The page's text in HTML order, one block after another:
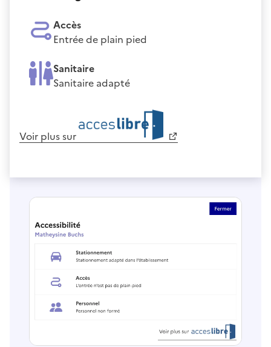
Accès
Entrée de plain pied
Sanitaire
Sanitaire adapté
Voir plus sur